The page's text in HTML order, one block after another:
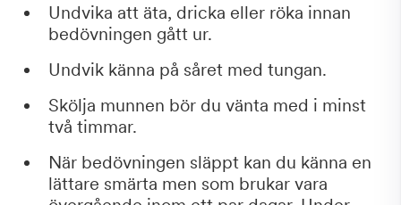
Undvika att äta, dricka eller röka innan
bedövningen gått ur.
Undvik känna på såret med tungan.
Skölja munnen bör du vänta med i minst
två timmar.
När bedövningen släppt kan du känna en
lättare smärta men som brukar vara